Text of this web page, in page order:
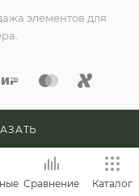
элементов для
Сравнение Каталог